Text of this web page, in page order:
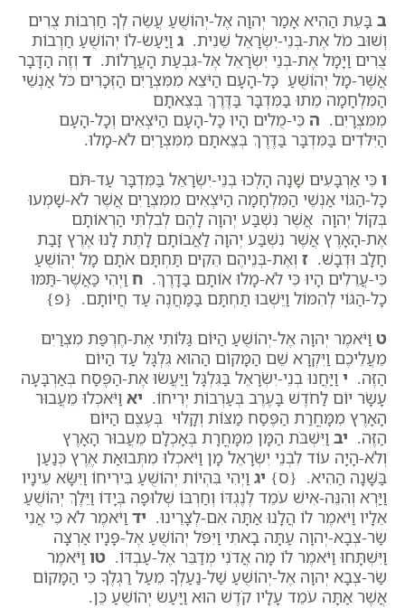
ב בָּעֵת הַהִיא אָמַר יְהוָה אֶל-יְהוֹשֻׁעַ עֲשֵׂה לְךָ חַרְבוֹת צֻרִים
וְשׁוּב מֹל אֶת-בְּנֵי-יִשְׂרָאֵל שֵׁנִית. ג וַיַּעַשׂ-לוֹ יְהוֹשֻׁעַ חַרְבוֹת
צֻרִים וַיָּמָל אֶת-בְּנֵי יִשְׂרָאֵל אֶל-גִּבְעַת הָעֲרָלוֹת. ד וְזֶה הַדָּבָר
אֲשֶׁר-מָל יְהוֹשֻׁעַ כָּל-הָעָם הַיֹּצֵא מִמִּצְרַיִם הַזְּכָרִים כֹּל אַנְשֵׁי
הַמִּלְחָמָה מֵתוּ בַמִּדְבָּר בַּדֶּרֶךְ בְּצֵאתָם
מִמִּצְרָיִם. ה כִּי-מֻלִים הָיוּ כָּל-הָעָם הַיֹּצְאִים וְכָל-הָעָם
הַיִּלֹּדִים בַּמִּדְבָּר בַּדֶּרֶךְ בְּצֵאתָם מִמִּצְרַיִם לֹא-מָלוּ.
ו כִּי אַרְבָּעִים שָׁנָה הָלְכוּ בְנֵי-יִשְׂרָאֵל בַּמִּדְבָּר עַד-תֹּם
כָּל-הַגּוֹי אַנְשֵׁי הַמִּלְחָמָה הַיֹּצְאִים מִמִּצְרַיִם אֲשֶׁר לֹא-שָׁמְעוּ
בְּקוֹל יְהוָה אֲשֶׁר נִשְׁבַּע יְהוָה לָהֶם לְבִלְתִּי הַרְאוֹתָם
אֶת-הָאָרֶץ אֲשֶׁר נִשְׁבַּע יְהוָה לַאֲבוֹתָם לָתֶת לָנוּ אֶרֶץ זָבַת
חָלָב וּדְבָשׁ. ז וְאֶת-בְּנֵיהֶם הֵקִים תַּחְתָּם אֹתָם מָל יְהוֹשֻׁעַ
כִּי-עֲרֵלִים הָיוּ כִּי לֹא-מָלוּ אוֹתָם בַּדָּרֶךְ. ח וַיְהִי כַּאֲשֶׁר-תַּמּוּ
כָל-הַגּוֹי לְהִמּוֹל וַיֵּשְׁבוּ תַחְתָּם בַּמַּחֲנֶה עַד חֲיוֹתָם. {פ}
ט וַיֹּאמֶר יְהוָה אֶל-יְהוֹשֻׁעַ הַיּוֹם גַּלּוֹתִי אֶת-חֶרְפַּת מִצְרַיִם
מֵעֲלֵיכֶם וַיִּקְרָא שֵׁם הַמָּקוֹם הַהוּא גִּלְגָּל עַד הַיּוֹם
הַזֶּה. י וַיַּחֲנוּ בְנֵי-יִשְׂרָאֵל בַּגִּלְגָּל וַיַּעֲשׂוּ אֶת-הַפֶּסַח בְּאַרְבָּעָה
עָשָׂר יוֹם לַחֹדֶשׁ בָּעֶרֶב בְּעַרְבוֹת יְרִיחוֹ. יא וַיֹּאכְלוּ מֵעֲבוּר
הָאָרֶץ מִמָּחֳרַת הַפֶּסַח מַצּוֹת וְקָלוּי בְּעֶצֶם הַיּוֹם
הַזֶּה. יב וַיִּשְׁבֹּת הַמָּן מִמָּחֳרָת בְּאָכְלָם מֵעֲבוּר הָאָרֶץ
וְלֹא-הָיָה עוֹד לִבְנֵי יִשְׂרָאֵל מָן וַיֹּאכְלוּ מִתְּבוּאַת אֶרֶץ כְּנַעַן
בַּשָּׁנָה הַהִיא. {ס} יג וַיְהִי בִּהְיוֹת יְהוֹשֻׁעַ בִּירִיחוֹ וַיִּשָּׂא עֵינָיו
וַיַּרְא וְהִנֵּה-אִישׁ עֹמֵד לְנֶגְדּוֹ וְחַרְבּוֹ שְׁלוּפָה בְּיָדוֹ וַיֵּלֶךְ יְהוֹשֻׁעַ
אֵלָיו וַיֹּאמֶר לוֹ הֲלָנוּ אַתָּה אִם-לְצָרֵינוּ. יד וַיֹּאמֶר לֹא כִּי אֲנִי
שַׂר-צְבָא-יְהוָה עַתָּה בָאתִי וַיִּפֹּל יְהוֹשֻׁעַ אֶל-פָּנָיו אַרְצָה
וַיִּשְׁתָּחוּ וַיֹּאמֶר לוֹ מָה אֲדֹנִי מְדַבֵּר אֶל-עַבְדּוֹ. טו וַיֹּאמֶר
שַׂר-צְבָא יְהוָה אֶל-יְהוֹשֻׁעַ שַׁל-נַעַלְךָ מֵעַל רַגְלֶךָ כִּי הַמָּקוֹם
אֲשֶׁר אַתָּה עֹמֵד עָלָיו קֹדֶשׁ הוּא וַיַּעַשׂ יְהוֹשֻׁעַ כֵּן.